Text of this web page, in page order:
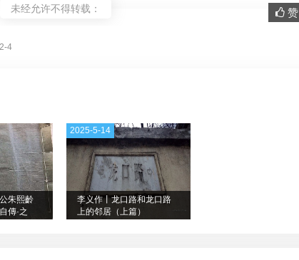
未经允许不得转载：
4
朱熙齡
傳·之
李义作丨龙口路和龙口路
上的邻居（上篇）
2025-5-14